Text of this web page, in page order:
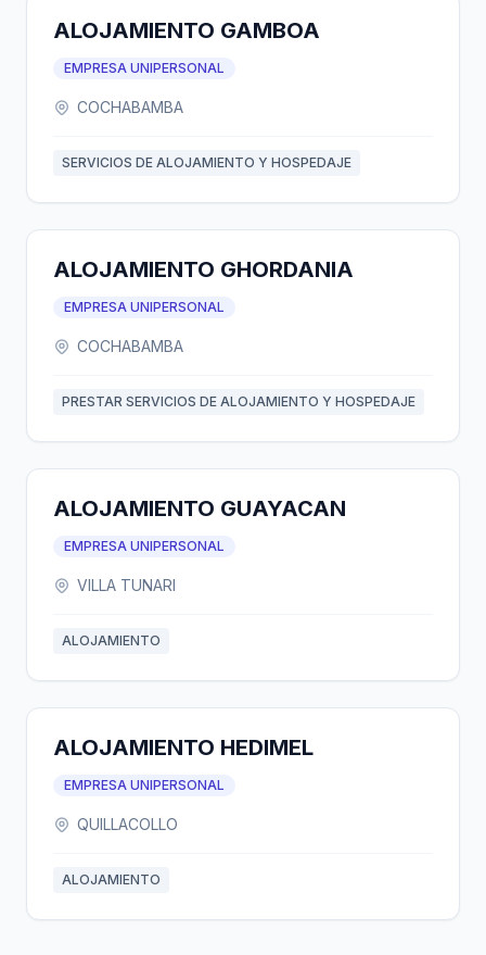
ALOJAMIENTO GAMBOA
EMPRESA UNIPERSONAL
COCHABAMBA
SERVICIOS DE ALOJAMIENTO Y HOSPEDAJE
ALOJAMIENTO GHORDANIA
EMPRESA UNIPERSONAL
COCHABAMBA
PRESTAR SERVICIOS DE ALOJAMIENTO Y HOSPEDAJE
ALOJAMIENTO GUAYACAN
EMPRESA UNIPERSONAL
VILLA TUNARI
ALOJAMIENTO
ALOJAMIENTO HEDIMEL
EMPRESA UNIPERSONAL
QUILLACOLLO
ALOJAMIENTO